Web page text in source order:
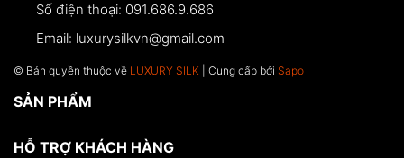
Số điện thoại: 091.686.9.686
Email: luxurysilkvn@gmail.com
© Bản quyền thuộc về LUXURY SILK | Cung cấp bởi Sapo
SẢN PHẨM
HỖ TRỢ KHÁCH HÀNG